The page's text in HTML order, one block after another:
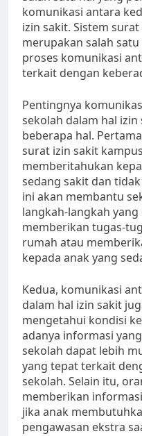
komunikasi antara
izin sakit. Sistem
merupakan salah
proses komunikasi
terkait dengan
Pentingnya
sekolah dalam hal
beberapa hal.
surat izin sakit
memberitahukan
sedang sakit dan
ini akan membantu
langkah-langkah
memberikan tugas-
rumah atau
kepada anak yang
Kedua, komunikasi
dalam hal izin sakit
mengetahui kondisi
adanya informasi
sekolah dapat lebih
yang tepat terkait
sekolah. Selain itu,
memberikan
jika anak
pengawasan ekstra